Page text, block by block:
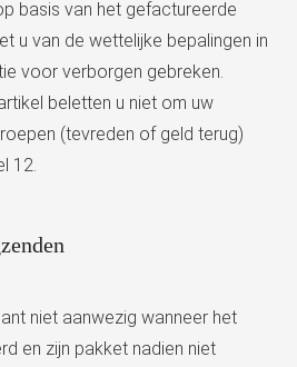
basis van het gefactureerde
u van de wettelijke bepalingen in
voor verborgen gebreken.
beletten u niet om uw
(tevreden of geld terug)
12.
niet aanwezig wanneer het
en zijn pakket nadien niet